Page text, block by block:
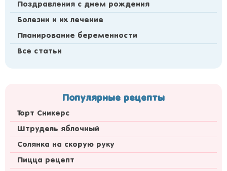
Поздравления с днем рождения
Болезни и их лечение
Планирование беременности
Все статьи
Популярные рецепты
Торт Сникерс
Штрудель яблочный
Солянка на скорую руку
Пицца рецепт